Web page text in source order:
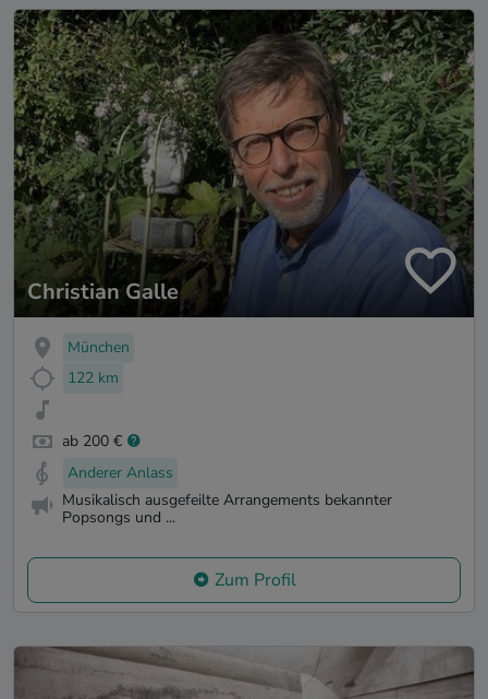
Christian Galle
München
122 km
ab 200 €
Anderer Anlass
Musikalisch ausgefeilte Arrangements bekannter
Popsongs und ...
Zum Profil